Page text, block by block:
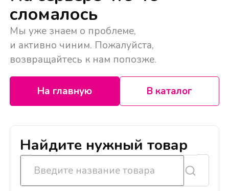
сломалось
Мы уже знаем о проблеме,
и активно чиним. Пожалуйста,
возвращайтесь к нам попозже.
На главную В каталог
Найдите нужный товар